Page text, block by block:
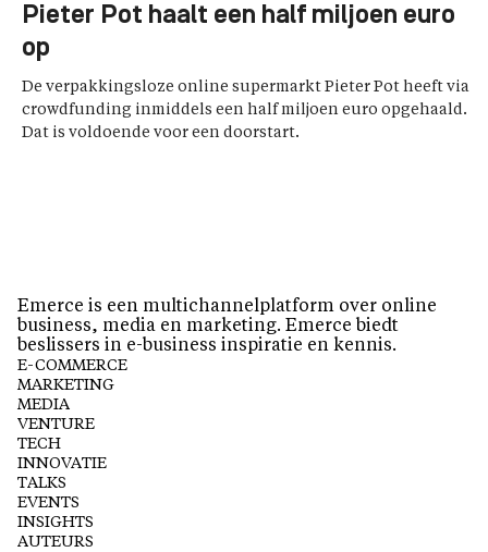
Pieter Pot haalt een half miljoen euro
op
De verpakkingsloze online supermarkt Pieter Pot heeft via
crowdfunding inmiddels een half miljoen euro opgehaald.
Dat is voldoende voor een doorstart.
Emerce is een multichannelplatform over online
business, media en marketing. Emerce biedt
beslissers in e-business inspiratie en kennis.
E-COMMERCE
MARKETING
MEDIA
VENTURE
TECH
INNOVATIE
TALKS
EVENTS
INSIGHTS
AUTEURS